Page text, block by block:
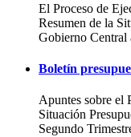
El Proceso de
Resumen de la
Gobierno Central
Boletín
Apuntes sobre el
Situación
Segundo